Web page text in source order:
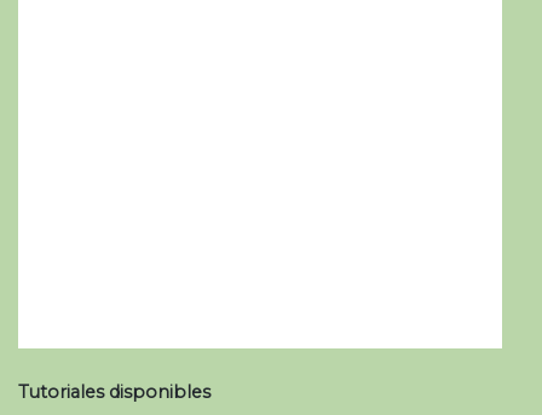
Tutoriales disponibles